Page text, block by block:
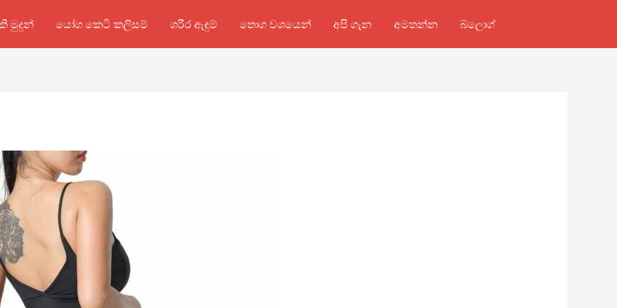
මුදුන් යෝග කෙටි කලිසම් ශරීර ඇඳුම් තොග වශයෙන් අපි ගැන අමතන්න බ්ලොග්